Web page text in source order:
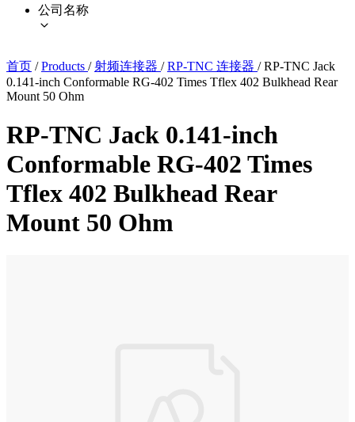
公司名称
首页 / Products / 射频连接器 / RP-TNC 连接器 / RP-TNC Jack
0.141-inch Conformable RG-402 Times Tflex 402 Bulkhead Rear
Mount 50 Ohm
RP-TNC Jack 0.141-inch
Conformable RG-402 Times
Tflex 402 Bulkhead Rear
Mount 50 Ohm